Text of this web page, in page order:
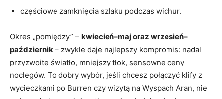
częściowe zamknięcia szlaku podczas wichur.
Okres „pomiędzy” – kwiecień–maj oraz wrzesień–
październik – zwykle daje najlepszy kompromis: nadal
przyzwoite światło, mniejszy tłok, sensowne ceny
noclegów. To dobry wybór, jeśli chcesz połączyć klify z
wycieczkami po Burren czy wizytą na Wyspach Aran, nie